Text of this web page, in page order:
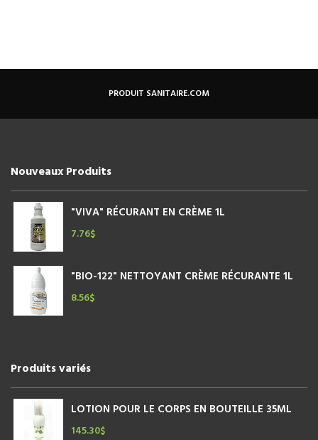
PRODUIT SANITAIRE.COM
Nouveaux Produits
"VIVA" RÉCURANT EN CRÈME 1L
7.76$
"BIO-122" NETTOYANT CRÈME RÉCURANTE 1L
8.56$
Produits variés
LOTION POUR LE CORPS EN BOUTEILLE 35ML
145.30$